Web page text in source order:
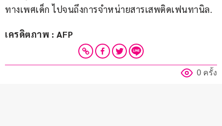
ทางเพศเด็ก ไปจนถึงการจำหน่ายสารเสพติดเฟนทานิล.
เครดิตภาพ : AFP
0 ครั้ง